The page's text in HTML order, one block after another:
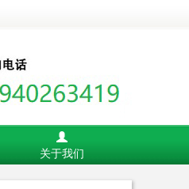
关于我们